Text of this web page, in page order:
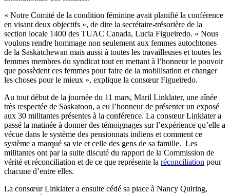
« Notre Comité de la condition féminine avait planifié la conférence
en visant deux objectifs », de dire la secrétaire-trésorière de la
section locale 1400 des TUAC Canada, Lucia Figueiredo. « Nous
voulons rendre hommage non seulement aux femmes autochtones
de la Saskatchewan mais aussi à toutes les travailleuses et toutes les
femmes membres du syndicat tout en mettant à l’honneur le pouvoir
que possèdent ces femmes pour faire de la mobilisation et changer
les choses pour le mieux », explique la consœur Figueiredo.
Au tout début de la journée du 11 mars, Maril Linklater, une aînée
très respectée de Saskatoon, a eu l’honneur de présenter un exposé
aux 30 militantes présentes à la conférence. La consœur Linklater a
passé la matinée à donner des témoignages sur l’expérience qu’elle a
vécue dans le système des pensionnats indiens et comment ce
système a marqué sa vie et celle des gens de sa famille. Les
militantes ont par la suite discuté du rapport de la Commission de
vérité et réconciliation et de ce que représente la réconciliation pour
chacune d’entre elles.
La consœur Linklater a ensuite cédé sa place à Nancy Quiring,